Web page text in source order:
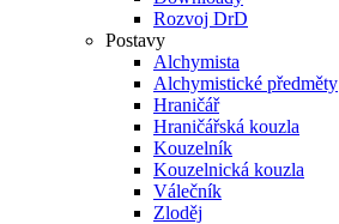
Rozvoj DrD
Postavy
Alchymista
Alchymistické předměty
Hraničář
Hraničářská kouzla
Kouzelník
Kouzelnická kouzla
Válečník
Zloděj